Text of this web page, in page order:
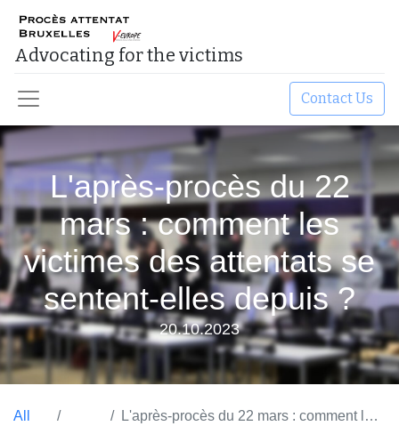
Advocating for the victims​
Contact Us
L'après-procès du 22
mars : comment les
victimes des attentats se
sentent-elles depuis ?
20.10.2023
All
L'après-procès du 22 mars : comment les victimes des attentats se sentent-elles depuis ?